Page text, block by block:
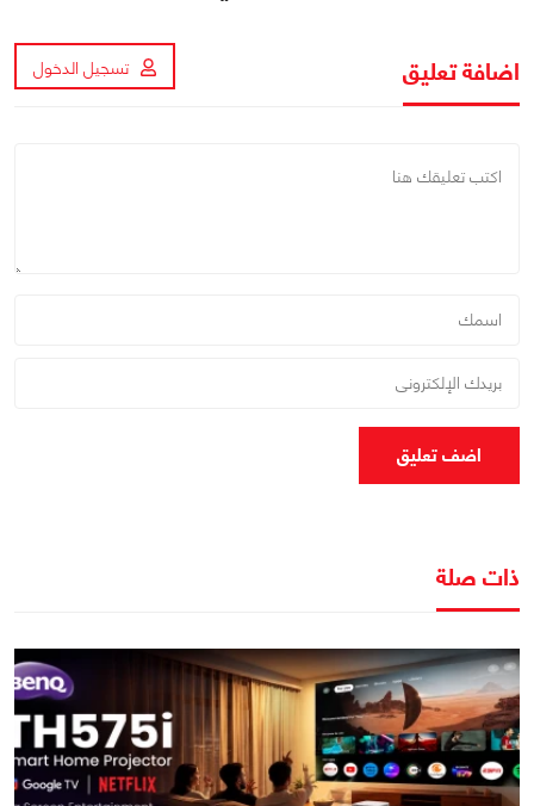
اضافة تعليق تسجيل الدخول
اضف تعليق
ذات صلة